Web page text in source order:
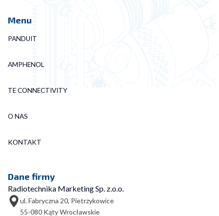
Menu
PANDUIT
AMPHENOL
TE CONNECTIVITY
O NAS
KONTAKT
Dane firmy
Radiotechnika Marketing Sp. z.o.o.
ul. Fabryczna 20, Pietrzykowice
55-080 Kąty Wrocławskie